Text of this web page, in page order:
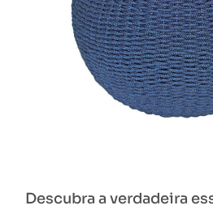
Descubra a verdadeira